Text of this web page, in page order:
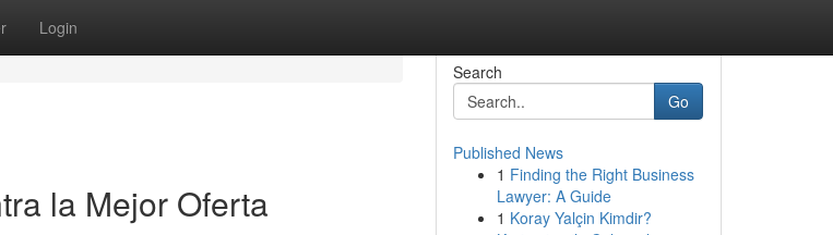
Login
la Mejor Oferta
Search
Go
Published News
1 Finding the Right Business
Lawyer: A Guide
1 Koray Yalçin Kimdir?